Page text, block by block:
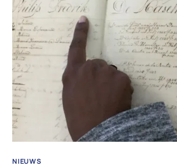
NIEUWS